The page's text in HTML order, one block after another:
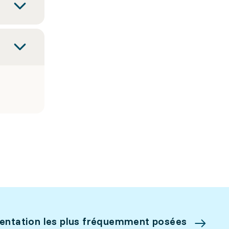
les plus fréquemment posées